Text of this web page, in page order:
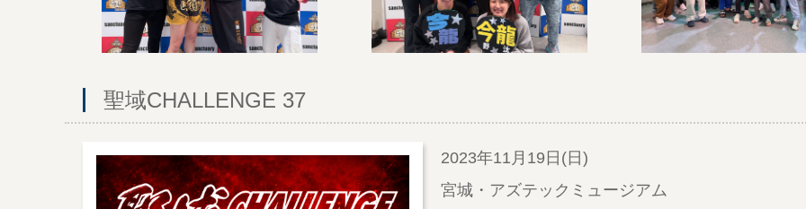
聖域CHALLENGE 37
2023年11月19日(日)
宮城・アズテックミュージアム